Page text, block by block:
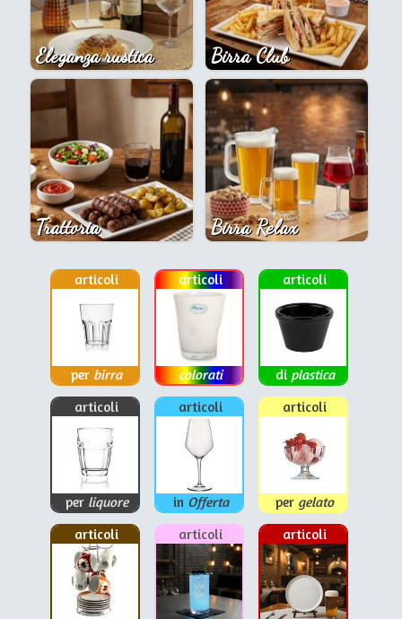
Eleganza rustica Birra Club
Trattoria Birra Relax
articoli
per birra
articoli
colorati
articoli
di plastica
articoli
per liquore
articoli
in Offerta
articoli
per gelato
articoli
articoli articoli